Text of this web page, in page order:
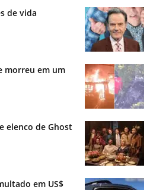
de vida
morreu em um
elenco de Ghost
em US$